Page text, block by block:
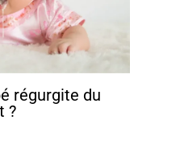
régurgite du
?